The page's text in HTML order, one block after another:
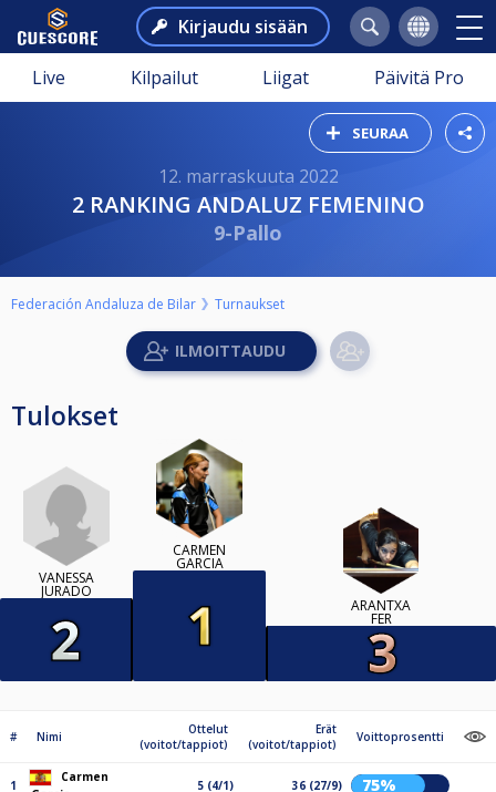
Kirjaudu sisään
Live Kilpailut Liigat Päivitä Pro
SEURAA
12. marraskuuta 2022
2 RANKING ANDALUZ FEMENINO
9-Pallo
Federación Andaluza de Bilar Turnaukset
Tulokset
VANESSA
JURADO
CARMEN
GARCIA
ARANTXA
FER
# Nimi
Ottelut
(voitot/tappiot)
Erät
(voitot/tappiot)
Voittoprosentti
1
Carmen
5 (4/1) 36 (27/9) 75%